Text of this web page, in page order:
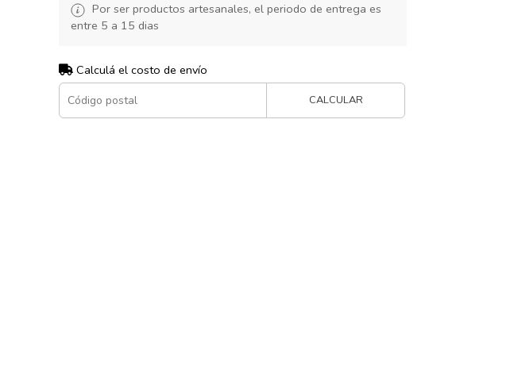
Por ser productos artesanales, el periodo de entrega es
entre 5 a 15 dias
Calculá el costo de envío
CALCULAR